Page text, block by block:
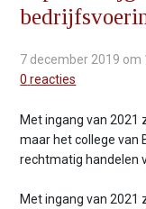
v
g
a
i
u
7 december 2019 om
0 reacties
Met ingang van 2021
maar het college van
rechtmatig handelen
Met ingang van 2021